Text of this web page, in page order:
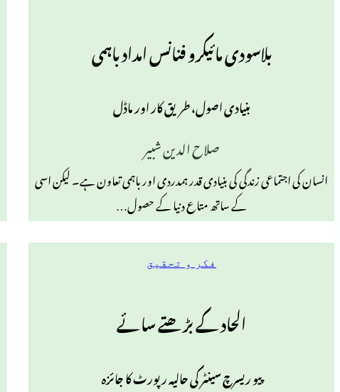
بلاسودی مائیکرو فنانس امداد باہمی
بنیادی اصول، طریق کار اور ماڈل
صلاح الدین شبیر
انسان کی اجتماعی زندگی کی بنیادی قدر ہمدردی اور باہمی تعاون ہے۔ لیکن اسی
کے ساتھ متاع دنیا کے حصول…
فکر و تحقیق
الحاد کے بڑھتے سائے
پیو ریسرچ سینٹر کی حالیہ رپورٹ کا جائزہ